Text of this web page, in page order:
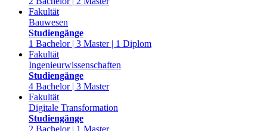
Fakultät
Bauwesen
Studiengänge
1 Bachelor | 3 Master | 1 Diplom
Fakultät
Ingenieurwissenschaften
Studiengänge
4 Bachelor | 3 Master
Fakultät
Digitale Transformation
Studiengänge
2 Bachelor | 1 Master